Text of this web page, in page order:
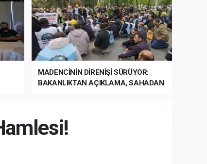
MADENCİNİN DİRENİŞİ SÜRÜYOR:
BAKANLIKTAN AÇIKLAMA, SAHADAN